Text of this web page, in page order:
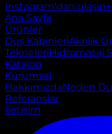
Instagram'dan ulaşın
Ana Sayfa
Ürünler
Duş KabinleriAkrilik
TekneleriHidromasaj
Katalog
Kurumsal
HakkımızdaNeden
Referanslar
İletişim